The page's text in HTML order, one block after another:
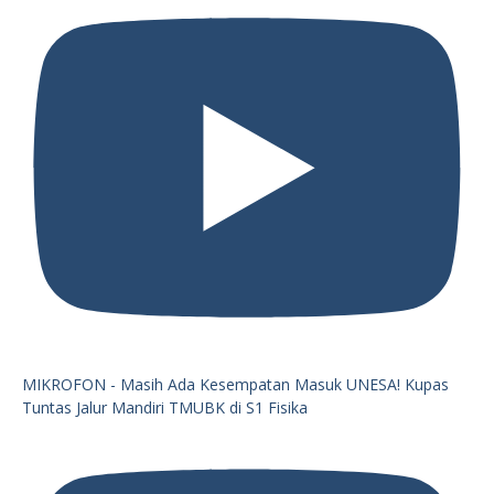
MIKROFON - Masih Ada Kesempatan Masuk UNESA! Kupas
Tuntas Jalur Mandiri TMUBK di S1 Fisika